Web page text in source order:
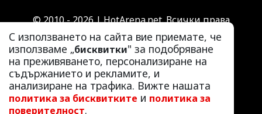
С използването на сайта вие приемате, че
използваме „бисквитки" за подобряване
на преживяването, персонализиране на
съдържанието и рекламите, и
анализиране на трафика. Вижте нашата
политика за бисквитките и политика за
поверителност.
© 2010 - 2026 | HotArena.net. Всички права
запазени.
РЕКЛАМА
КОНТАКТИ
ОБЩИ УСЛОВИЯ